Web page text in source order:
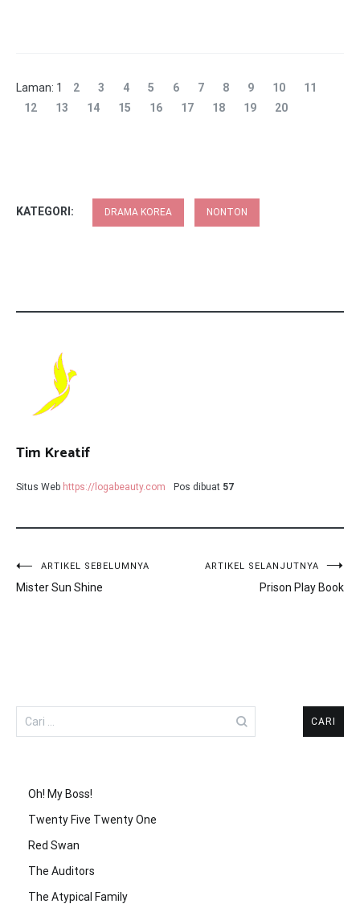
Laman: 1 2 3 4 5 6 7 8 9 10
11
12
13 14 15 16 17 18 19 20
KATEGORI: DRAMA KOREA NONTON
Tim Kreatif
Situs Web https://logabeauty.com Pos dibuat 57
Navigasi
pos
ARTIKEL SEBELUMNYA
Mister Sun Shine
ARTIKEL SELANJUTNYA
Prison Play Book
Cari
untuk:
Oh! My Boss!
Twenty Five Twenty One
Red Swan
The Auditors
The Atypical Family